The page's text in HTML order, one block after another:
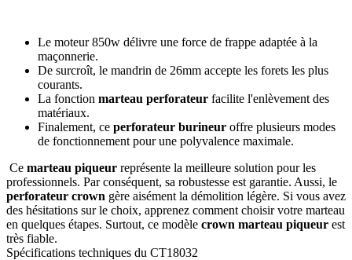
Le moteur 850w délivre une force de frappe adaptée à la
maçonnerie.
De surcroît, le mandrin de 26mm accepte les forets les plus
courants.
La fonction marteau perforateur facilite l'enlèvement des
matériaux.
Finalement, ce perforateur burineur offre plusieurs modes
de fonctionnement pour une polyvalence maximale.
Ce marteau piqueur représente la meilleure solution pour les
professionnels. Par conséquent, sa robustesse est garantie. Aussi, le
perforateur crown gère aisément la démolition légère. Si vous avez
des hésitations sur le choix, apprenez comment choisir votre marteau
en quelques étapes. Surtout, ce modèle crown marteau piqueur est
très fiable.
Spécifications techniques du CT18032